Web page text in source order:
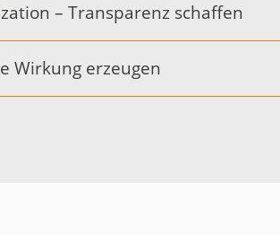
– Transparenz schaffen
Wirkung erzeugen